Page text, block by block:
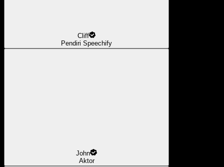
Cliff
Pendiri Speechify
John
Aktor